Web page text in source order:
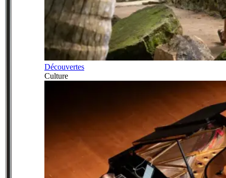
Découvertes
Culture